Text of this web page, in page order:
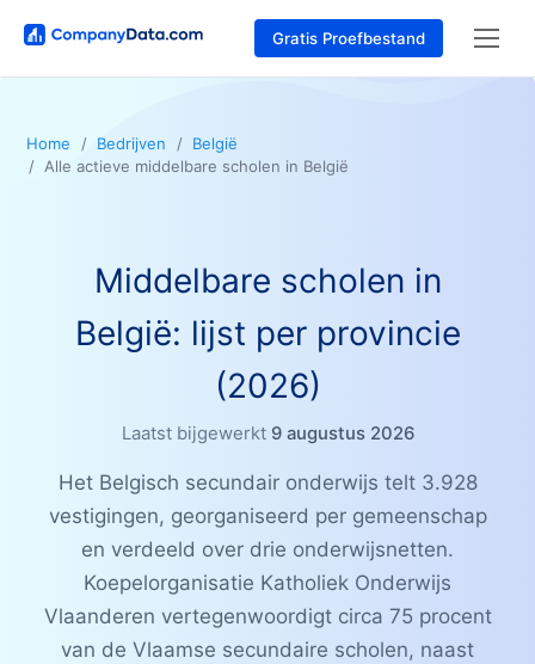
Gratis Proefbestand
Home Bedrijven
België
Alle actieve middelbare scholen in België
Middelbare scholen in
België: lijst per provincie
(2026)
Laatst bijgewerkt 9 augustus 2026
Het Belgisch secundair onderwijs telt 3.928
vestigingen, georganiseerd per gemeenschap
en verdeeld over drie onderwijsnetten.
Koepelorganisatie Katholiek Onderwijs
Vlaanderen vertegenwoordigt circa 75 procent
van de Vlaamse secundaire scholen, naast